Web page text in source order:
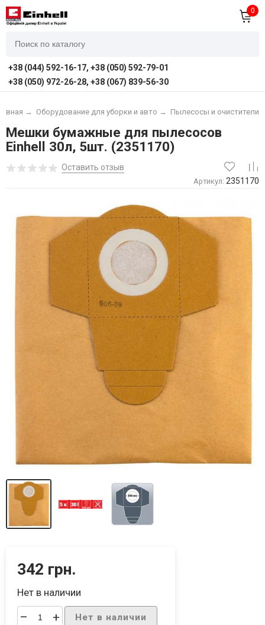
0
+38 (044) 592-16-17, +38 (050) 592-79-01
+38 (050) 972-26-28, +38 (067) 839-56-30
→ Оборудование для уборки и авто → Пылесосы и очистители
Мешки бумажные для пылесосов
Einhell 30л, 5шт. (2351170)
Оставить отзыв
Артикул: 2351170
342 грн.
Нет в наличии
– + Нет в наличии